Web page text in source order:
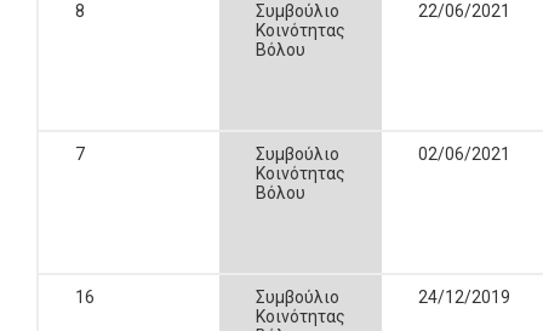
8
Συμβούλιο
Κοινότητας
Βόλου
22/06/2021
7
Συμβούλιο
Κοινότητας
Βόλου
02/06/2021
16
Συμβούλιο
Κοινότητας
24/12/2019